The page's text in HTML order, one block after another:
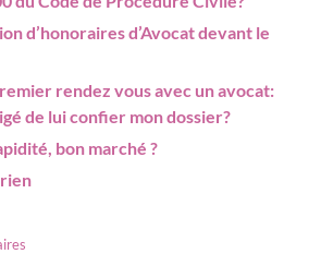
d’honoraires d’Avocat devant le
rendez vous avec un avocat:
de lui confier mon dossier?
bon marché ?